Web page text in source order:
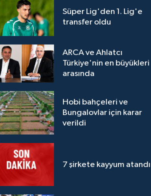
Süper Lig'den 1. Lig'e
transfer oldu
ARCA ve Ahlatcı
Türkiye'nin en büyükleri
arasında
Hobi bahçeleri ve
Bungalovlar için karar
verildi
7 şirkete kayyum atandı